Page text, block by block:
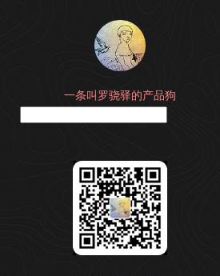
一条叫罗骁驿的产品狗